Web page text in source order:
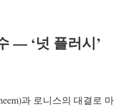
— ‘넛 플러시’
과 로니스의 대결로 마